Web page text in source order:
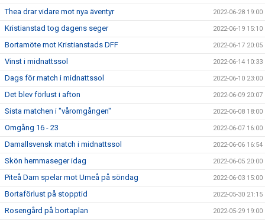
Thea drar vidare mot nya äventyr 2022-06-28 19:00
Kristianstad tog dagens seger 2022-06-19 15:10
Bortamöte mot Kristianstads DFF 2022-06-17 20:05
Vinst i midnattssol 2022-06-14 10:33
Dags för match i midnattssol 2022-06-10 23:00
Det blev förlust i afton 2022-06-09 20:07
Sista matchen i "våromgången" 2022-06-08 18:00
Omgång 16 - 23 2022-06-07 16:00
Damallsvensk match i midnattssol 2022-06-06 16:54
Skön hemmaseger idag 2022-06-05 20:00
Piteå Dam spelar mot Umeå på söndag 2022-06-03 15:00
Bortaförlust på stopptid 2022-05-30 21:15
Rosengård på bortaplan 2022-05-29 19:00